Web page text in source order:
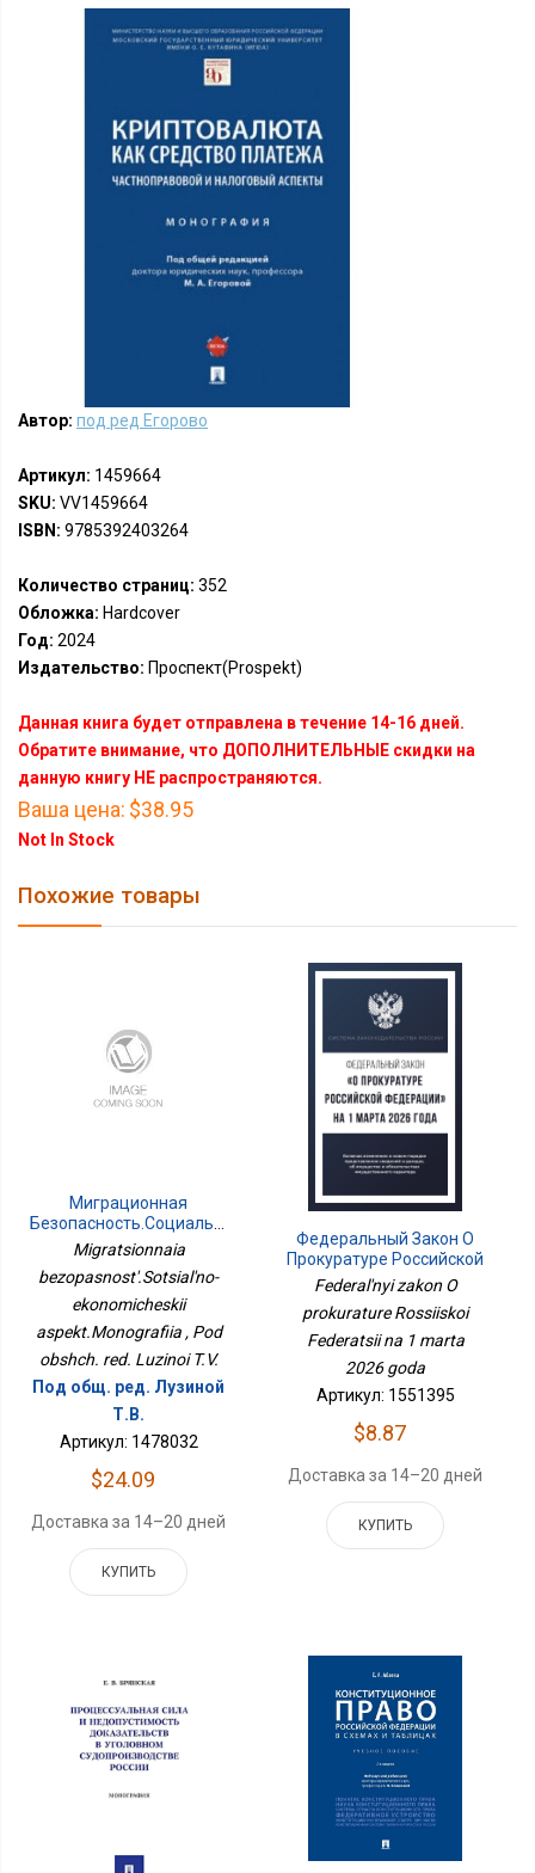
Автор: под ред Егорово
Артикул: 1459664
SKU: VV1459664
ISBN: 9785392403264
Количество страниц: 352
Обложка: Hardcover
Год: 2024
Издательство: Проспект(Prospekt)
Данная книга будет отправлена в течение 14-16 дней.
Обратите внимание, что ДОПОЛНИТЕЛЬНЫЕ скидки на
данную книгу НЕ распространяются.
Ваша цена: $38.95
Not In Stock
Похожие товары
Миграционная
Безопасность.Социально-
Экономический
Аспект.Монография
Migratsionnaia
bezopasnost'.Sotsial'no-
ekonomicheskii
aspekt.Monografiia , Pod
obshch. red. Luzinoi T.V.
Под общ. ред. Лузиной
Т.В.
Артикул: 1478032
$24.09
Доставка за 14–20 дней
КУПИТЬ
Федеральный Закон О
Прокуратуре Российской
Федерации На 1 Марта
2026 Года
Federal'nyi zakon O
prokurature Rossiiskoi
Federatsii na 1 marta
2026 goda
Артикул: 1551395
$8.87
Доставка за 14–20 дней
КУПИТЬ